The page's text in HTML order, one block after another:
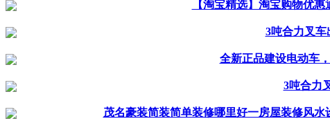
【淘宝精选】淘宝购物优惠
3吨合力叉车
全新正品建设电动车
3吨合力
茂名豪装简装简单装修哪里好一房屋装修风